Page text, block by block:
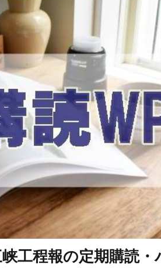
工程報の定期購読